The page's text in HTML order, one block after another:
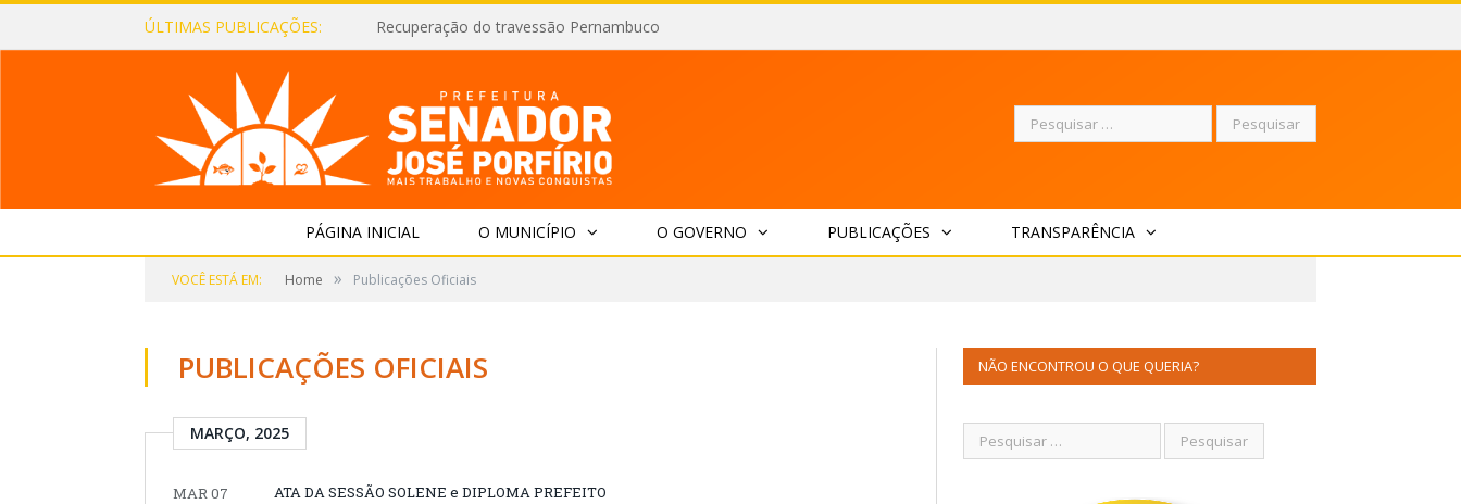
ÚLTIMAS PUBLICAÇÕES: Recuperação do travessão Pernambuco
Pesquisar
PÁGINA INICIAL O MUNICÍPIO O GOVERNO PUBLICAÇÕES TRANSPARÊNCIA
VOCÊ ESTÁ EM: Home » Publicações Oficiais
PUBLICAÇÕES OFICIAIS
MARÇO, 2025
MAR 07 ATA DA SESSÃO SOLENE e DIPLOMA PREFEITO
NÃO ENCONTROU O QUE QUERIA?